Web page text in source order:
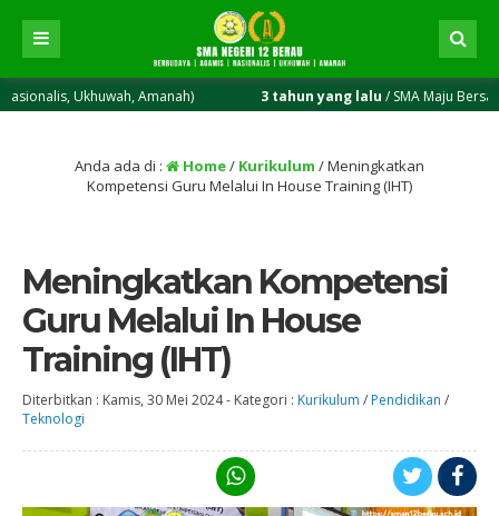
Amanah) 3 tahun yang lalu/ SMA Maju Bersama Hebat
Anda ada di : Home/ Kurikulum /Meningkatkan
Kompetensi Guru Melalui In House Training (IHT)
Meningkatkan Kompetensi
Guru Melalui In House
Training (IHT)
Diterbitkan : Kamis, 30 Mei 2024- Kategori : Kurikulum / Pendidikan /
Teknologi